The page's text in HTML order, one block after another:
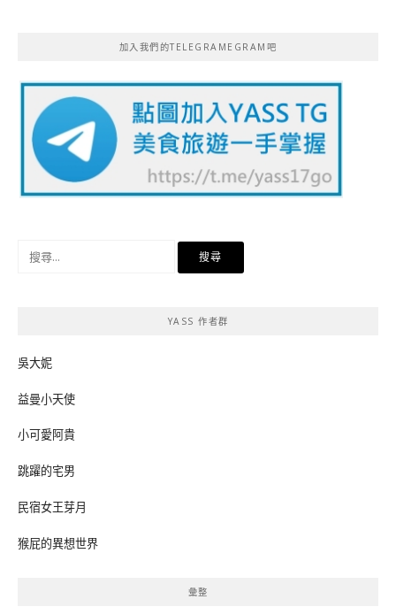
加入我們的TELEGRAMEGRAM吧
YASS 作者群
吳大妮
益曼小天使
小可愛阿貴
跳躍的宅男
民宿女王芽月
猴屁的異想世界
彙整